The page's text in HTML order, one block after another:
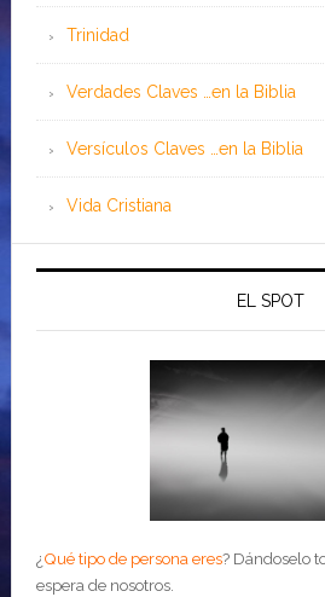
Trinidad
Verdades Claves …en la Biblia
Versículos Claves …en la Biblia
Vida Cristiana
EL SPOT
¿Qué tipo de persona eres? Dándoselo
espera de nosotros.